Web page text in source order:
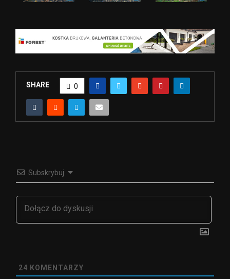
SHARE 0
Subskrybuj
24 KOMENTARZY